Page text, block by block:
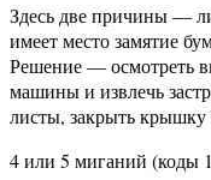
Здесь две причины —
имеет место замятие
Решение — осмотреть
машины и извлечь
листы, закрыть крышку
4 или 5 миганий (коды